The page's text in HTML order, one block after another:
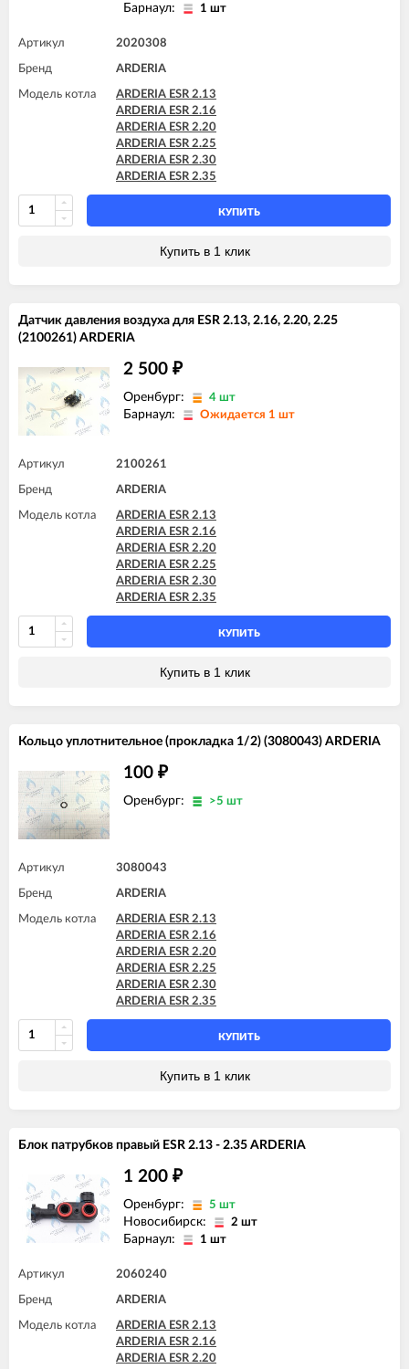
Барнаул: 1 шт
Артикул 2020308
Бренд ARDERIA
Модель котла
ARDERIA ESR 2.13
ARDERIA ESR 2.16
ARDERIA ESR 2.20
ARDERIA ESR 2.25
ARDERIA ESR 2.30
ARDERIA ESR 2.35
КУПИТЬ
Купить в 1 клик
Датчик давления воздуха для ESR 2.13, 2.16, 2.20, 2.25
(2100261) ARDERIA
2 500 ₽
Оренбург: 4 шт
Барнаул: Ожидается 1 шт
Артикул 2100261
Бренд ARDERIA
Модель котла
ARDERIA ESR 2.13
ARDERIA ESR 2.16
ARDERIA ESR 2.20
ARDERIA ESR 2.25
ARDERIA ESR 2.30
ARDERIA ESR 2.35
КУПИТЬ
Купить в 1 клик
Кольцо уплотнительное (прокладка 1/2) (3080043) ARDERIA
100 ₽
Оренбург: >5 шт
Артикул 3080043
Бренд ARDERIA
Модель котла
ARDERIA ESR 2.13
ARDERIA ESR 2.16
ARDERIA ESR 2.20
ARDERIA ESR 2.25
ARDERIA ESR 2.30
ARDERIA ESR 2.35
КУПИТЬ
Купить в 1 клик
Блок патрубков правый ESR 2.13 - 2.35 ARDERIA
1 200 ₽
Оренбург: 5 шт
Новосибирск: 2 шт
Барнаул: 1 шт
Артикул 2060240
Бренд ARDERIA
Модель котла
ARDERIA ESR 2.13
ARDERIA ESR 2.16
ARDERIA ESR 2.20